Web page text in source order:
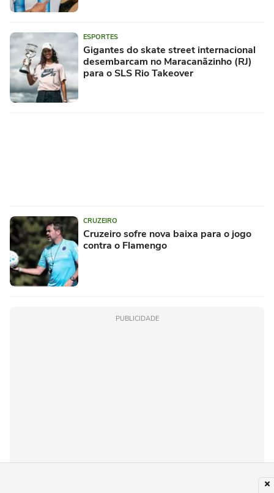
ESPORTES
Gigantes do skate street internacional
desembarcam no Maracanãzinho (RJ)
para o SLS Rio Takeover
CRUZEIRO
Cruzeiro sofre nova baixa para o jogo
contra o Flamengo
PUBLICIDADE